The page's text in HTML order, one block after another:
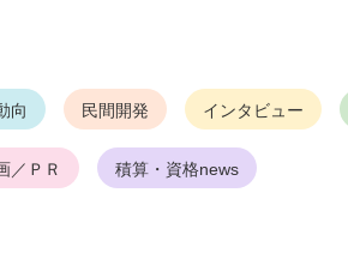
向 民間開発 インタビュー
／ＰＲ 積算・資格news